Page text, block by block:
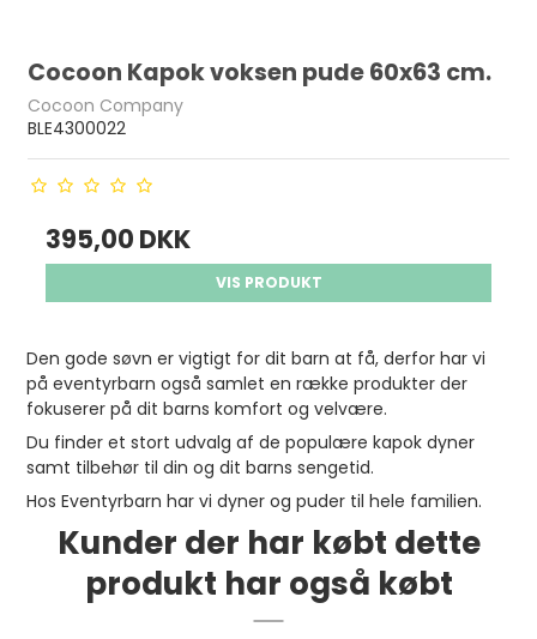
Cocoon Kapok voksen pude 60x63 cm.
Cocoon Company
BLE4300022
395,00 DKK
VIS PRODUKT
Den gode søvn er vigtigt for dit barn at få, derfor har vi
på eventyrbarn også samlet en række produkter der
fokuserer på dit barns komfort og velvære.
Du finder et stort udvalg af de populære kapok dyner
samt tilbehør til din og dit barns sengetid.
Hos Eventyrbarn har vi dyner og puder til hele familien.
Kunder der har købt dette
produkt har også købt